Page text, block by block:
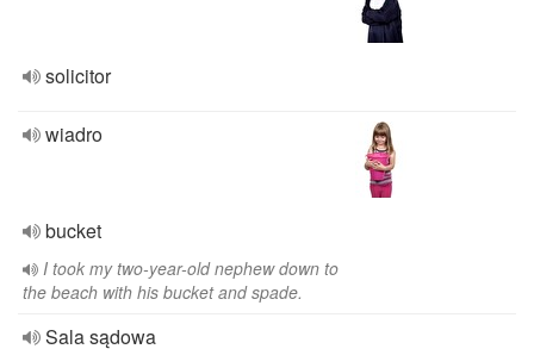
solicitor
wiadro
bucket
I took my two-year-old nephew down to
the beach with his bucket and spade.
Sala sądowa